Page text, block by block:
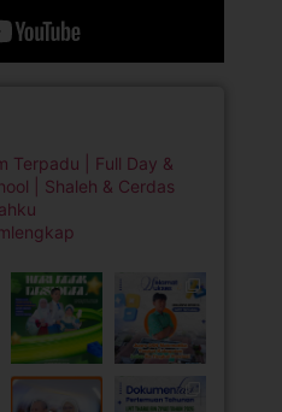
Terpadu | Full Day &
| Shaleh & Cerdas